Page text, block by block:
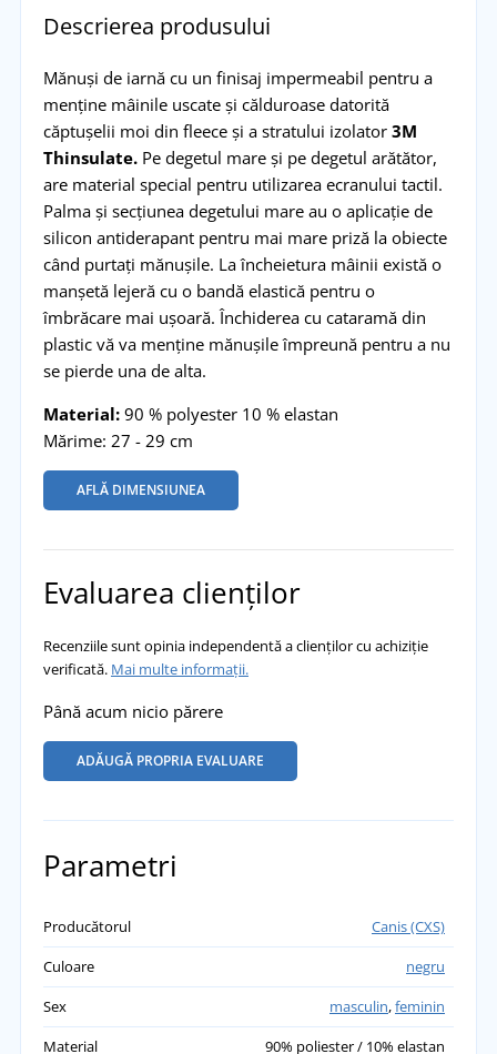
Descrierea produsului
Mănuși de iarnă cu un finisaj impermeabil pentru a
menține mâinile uscate și călduroase datorită
căptușelii moi din fleece și a stratului izolator 3M
Thinsulate.Pe degetul mare și pe degetul arătător,
are material special pentru utilizarea ecranului tactil.
Palma și secțiunea degetului mare au o aplicație de
silicon antiderapant pentru mai mare priză la obiecte
când purtați mănușile. La încheietura mâinii există o
manșetă lejeră cu o bandă elastică pentru o
îmbrăcare mai ușoară. Închiderea cu cataramă din
plastic vă va menține mănușile împreună pentru a nu
se pierde una de alta.
Material:90 % polyester 10 % elastan
Mărime: 27 - 29 cm
AFLĂ DIMENSIUNEA
Evaluarea clienților
Recenziile sunt opinia independentă a clienților cu achiziție
verificată. Mai multe informații.
Până acum nicio părere
ADĂUGĂ PROPRIA EVALUARE
Parametri
Producătorul
Canis (CXS)
Culoare
negru
Sex
masculin,feminin
Material
90% poliester / 10% elastan